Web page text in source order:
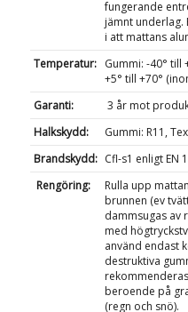
fungerande
jämnt underlag.
i att mattans
Temperatur:
Gummi: -40° till
+5° till +70°
Garanti:
3 år mot
Halkskydd:
Gummi: R11,
Brandskydd: Cfl-s1 enligt EN
Rengöring:
Rulla upp
brunnen (ev
dammsugas av
med
använd endast
destruktiva
beroende på
(regn och snö).